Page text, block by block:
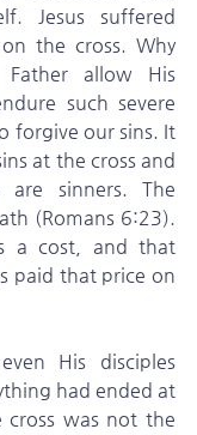
Jesus suffered
the cross. Why
allow His
such severe
forgive our sins. It
at the cross and
sinners. The
(Romans 6:23).
a cost, and that
paid that price on
had ended at
cross was not the